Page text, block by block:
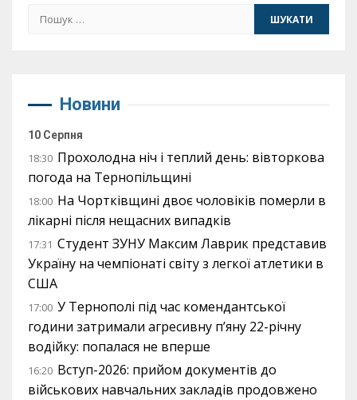
Пошук:
Новини
10 Серпня
18:30 Прохолодна ніч і теплий день: вівторкова
погода на Тернопільщині
18:00 На Чортківщині двоє чоловіків померли в
лікарні після нещасних випадків
17:31 Студент ЗУНУ Максим Лаврик представив
Україну на чемпіонаті світу з легкої атлетики в
США
17:00 У Тернополі під час комендантської
години затримали агресивну п’яну 22-річну
водійку: попалася не вперше
16:20 Вступ-2026: прийом документів до
військових навчальних закладів продовжено